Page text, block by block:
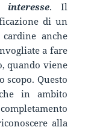
. Il
di un
anche
a fare
quando viene
Questo
in ambito
alla